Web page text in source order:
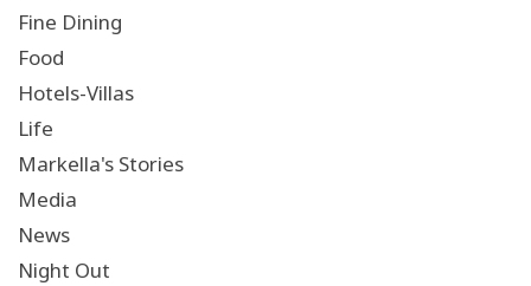
Fine Dining
Food
Hotels-Villas
Life
Markella's Stories
Media
News
Night Out